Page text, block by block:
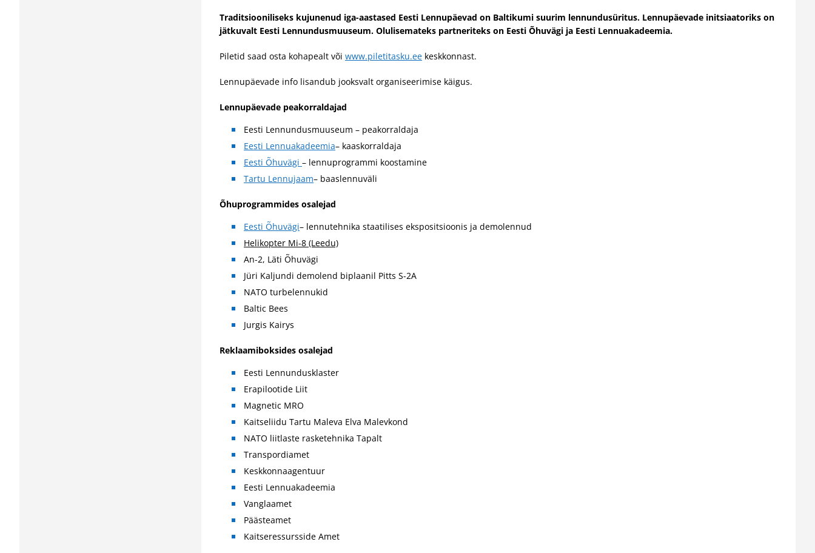
Traditsiooniliseks kujunenud iga-aastased Eesti Lennupäevad on Baltikumi suurim lennundusüritus. Lennupäevade initsiaatoriks on
jätkuvalt Eesti Lennundusmuuseum. Olulisemateks partneriteks on Eesti Õhuvägi ja Eesti Lennuakadeemia.
Piletid saad osta kohapealt või www.piletitasku.ee keskkonnast.
Lennupäevade info lisandub jooksvalt organiseerimise käigus.
Lennupäevade peakorraldajad
Eesti Lennundusmuuseum – peakorraldaja
Eesti Lennuakadeemia– kaaskorraldaja
Eesti Õhuvägi – lennuprogrammi koostamine
Tartu Lennujaam– baaslennuväli
Õhuprogrammides osalejad
Eesti Õhuvägi– lennutehnika staatilises ekspositsioonis ja demolennud
Helikopter Mi-8 (Leedu)
An-2, Läti Õhuvägi
Jüri Kaljundi demolend biplaanil Pitts S-2A
NATO turbelennukid
Baltic Bees
Jurgis Kairys
Reklaamiboksides osalejad
Eesti Lennundusklaster
Erapilootide Liit
Magnetic MRO
Kaitseliidu Tartu Maleva Elva Malevkond
NATO liitlaste rasketehnika Tapalt
Transpordiamet
Keskkonnaagentuur
Eesti Lennuakadeemia
Vanglaamet
Päästeamet
Kaitseressursside Amet